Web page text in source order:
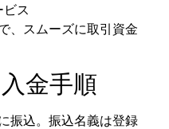
ス
、スムーズに取引資金
金手順
振込。振込名義は登録